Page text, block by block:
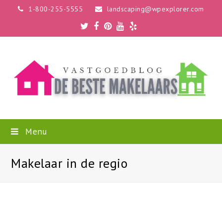
1-800-255-5555 landscaping@wpexplorer.com
Twitter
Facebook
Pinterest
Youtube
Menu
Makelaar in de regio